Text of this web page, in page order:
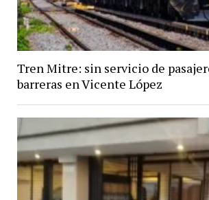
Tren Mitre: sin servicio de
barreras en Vicente López